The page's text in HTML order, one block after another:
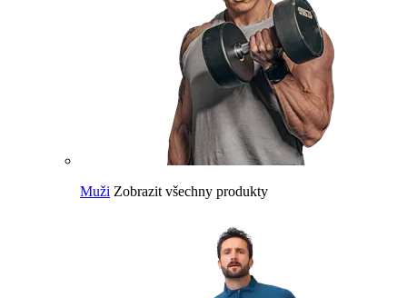
Muži Zobrazit všechny produkty